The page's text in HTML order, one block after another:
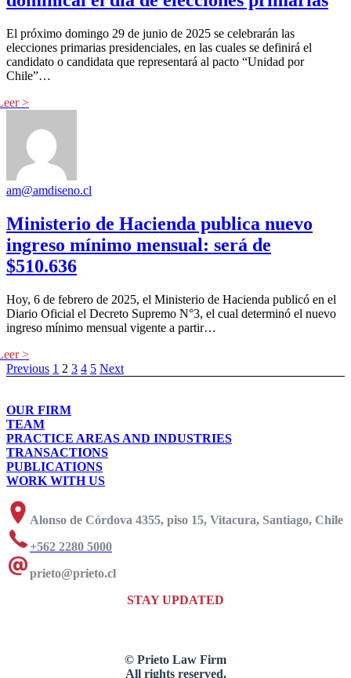
El próximo domingo 29 de junio de 2025 se celebrarán las
elecciones primarias presidenciales, en las cuales se definirá el
candidato o candidata que representará al pacto “Unidad por
Chile”…
am@amdiseno.cl
Ministerio de Hacienda publica nuevo
ingreso mínimo mensual: será de
$510.636
Hoy, 6 de febrero de 2025, el Ministerio de Hacienda publicó en el
Diario Oficial el Decreto Supremo N°3, el cual determinó el nuevo
ingreso mínimo mensual vigente a partir…
Previous 1 2 3 4 5 Next
OUR FIRM
TEAM
PRACTICE AREAS AND INDUSTRIES
TRANSACTIONS
PUBLICATIONS
WORK WITH US
Alonso de Córdova 4355, piso 15, Vitacura, Santiago, Chile
+562 2280 5000
prieto@prieto.cl
STAY UPDATED
© Prieto Law Firm
All rights reserved.